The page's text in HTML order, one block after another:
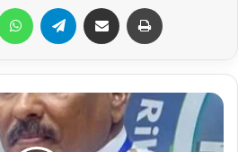
WhatsAppTelegram Partager par email